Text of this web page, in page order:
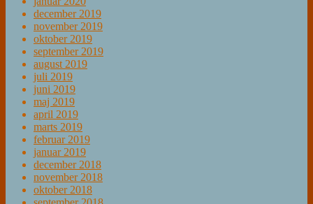
december 2019
november 2019
oktober 2019
september 2019
august 2019
juli 2019
juni 2019
maj 2019
april 2019
marts 2019
februar 2019
januar 2019
december 2018
november 2018
oktober 2018